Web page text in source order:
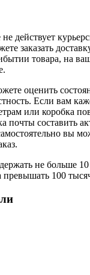
действует
заказать
товара, на
оценить
Если вам
или коробка
почты составить
вы
не больше
превышать 100